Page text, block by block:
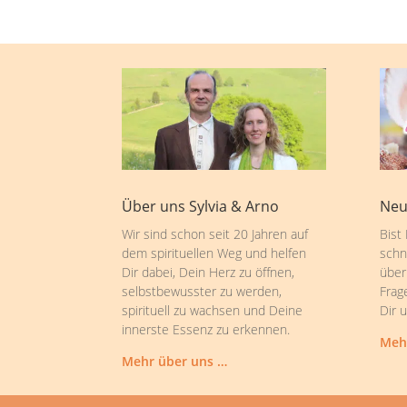
Über uns Sylvia & Arno
Wir sind schon seit 20 Jahren auf
dem spirituellen Weg und helfen
Dir dabei, Dein Herz zu öffnen,
selbstbewusster zu werden,
spirituell zu wachsen und Deine
innerste Essenz zu erkennen.
Mehr über uns …
Bist
Dir